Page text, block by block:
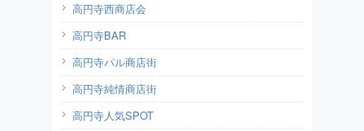
高円寺西商店会
高円寺BAR
高円寺パル商店街
高円寺純情商店街
高円寺人気SPOT